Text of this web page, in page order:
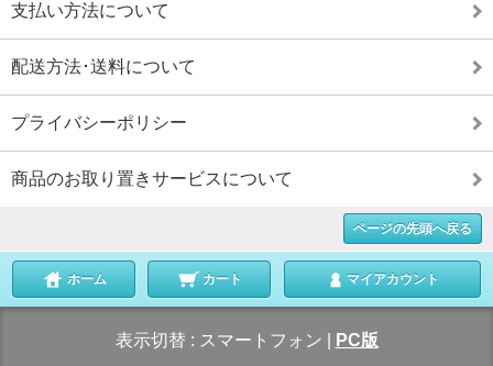
支払い方法について
配送方法･送料について
プライバシーポリシー
商品のお取り置きサービスについて
ページの先頭へ戻る
ホーム カート マイアカウント
表示切替 : スマートフォン PC版